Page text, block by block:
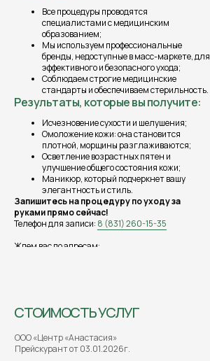
Все процедуры проводятся
специалистами с медицинским
образованием;
Мы используем профессиональные
бренды, недоступные в масс-маркете, для
эффективного и безопасного ухода;
Соблюдаем строгие медицинские
стандарты и обеспечиваем стерильность.
Результаты, которые вы получите:
Исчезновение сухости и шелушения;
Омоложение кожи: она становится
плотной, морщины разглаживаются;
Осветление возрастных пятен и
улучшение общего состояния кожи;
Маникюр, который подчеркнет вашу
элегантность и стиль.
Запишитесь на процедуру по уходу за
руками прямо сейчас!
Телефон для записи: 8 (831) 260-15-35
Ждем вас по адресам:
СТОИМОСТЬ УСЛУГ
ООО «Центр «Анастасия»
Прейскурант от 03.01.2026г.
Косметология
Стоматология
Лазерные технологии
Работаем для вас с 1992 г.